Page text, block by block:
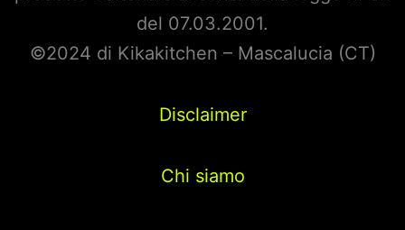
del 07.03.2001.
©2024 di Kikakitchen – Mascalucia (CT)
Disclaimer
Chi siamo